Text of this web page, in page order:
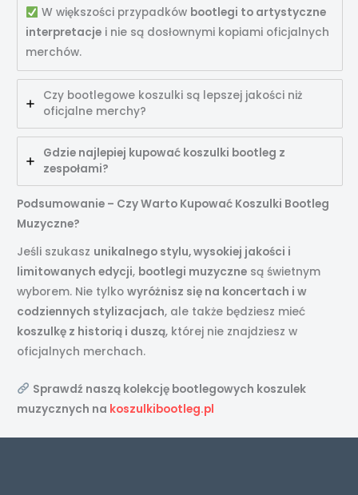
W większości przypadków bootlegi to artystyczne
interpretacje i nie są dosłownymi kopiami oficjalnych
merchów.
Czy bootlegowe koszulki są lepszej jakości niż
oficjalne merchy?
Gdzie najlepiej kupować koszulki bootleg z
zespołami?
Podsumowanie – Czy Warto Kupować Koszulki Bootleg
Muzyczne?
Jeśli szukasz unikalnego stylu, wysokiej jakości i
limitowanych edycji, bootlegi muzyczne są świetnym
wyborem. Nie tylko wyróżnisz się na koncertach i w
codziennych stylizacjach, ale także będziesz mieć
koszulkę z historią i duszą, której nie znajdziesz w
oficjalnych merchach.
Sprawdź naszą kolekcję bootlegowych koszulek
muzycznych na koszulkibootleg.pl